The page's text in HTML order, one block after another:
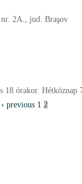
2A., jud. Braşov
18 órakor. Hétköznap
‹ previous 1 2